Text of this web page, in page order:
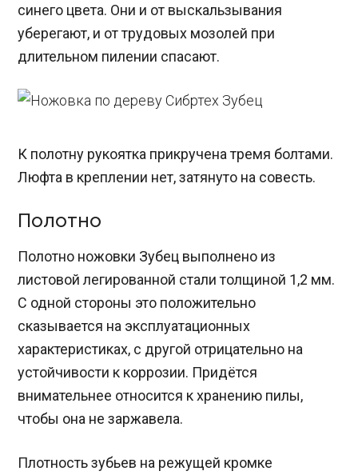
синего цвета. Они и от выскальзывания
уберегают, и от трудовых мозолей при
длительном пилении спасают.
К полотну рукоятка прикручена тремя болтами.
Люфта в креплении нет, затянуто на совесть.
Полотно
Полотно ножовки Зубец выполнено из
листовой легированной стали толщиной 1,2 мм.
С одной стороны это положительно
сказывается на эксплуатационных
характеристиках, с другой отрицательно на
устойчивости к коррозии. Придётся
внимательнее относится к хранению пилы,
чтобы она не заржавела.
Плотность зубьев на режущей кромке